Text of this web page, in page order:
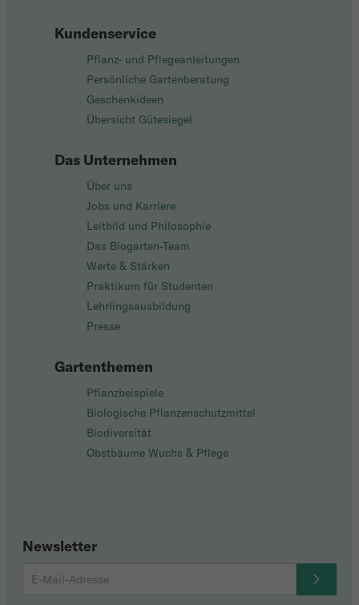
Kundenservice
Pflanz- und Pflegeanleitungen
Persönliche Gartenberatung
Geschenkideen
Übersicht Gütesiegel
Das Unternehmen
Über uns
Jobs und Karriere
Leitbild und Philosophie
Das Biogarten-Team
Werte & Stärken
Praktikum für Studenten
Lehrlingsausbildung
Presse
Gartenthemen
Pflanzbeispiele
Biologische Pflanzenschutzmittel
Biodiversität
Obstbäume Wuchs & Pflege
Newsletter